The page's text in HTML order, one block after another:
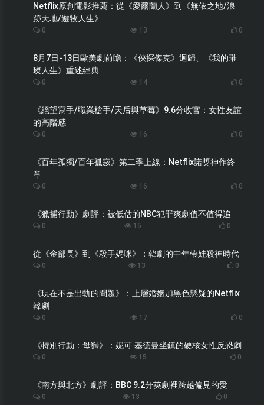
Netflix原創電影推薦：從《愛爾蘭人》到《無依之地/浪
跡天地/遊牧人生》
0 13 0
8月7日-13日歐美劇前瞻：《俠探傑克》迴歸、《我的璀
璨人生》重述經典
0 14 0
《絕望寫手/職業槍手/天后與草莓》9.6分收官：女性友誼
的高階感
0 16 0
《百年孤獨/百年孤寂》第二季上線：Netflix諾獎神作終
章
0 16 0
《獵捕行動》劇評：被低估的NBC犯罪爽劇值不值得追
0 15 0
從《金部長》到《殺手媽咪》：韓劇的中年帶娃殺神時代
0 13 0
《現在不是出軌的問題》：上層婚姻加黑色懸疑的Netflix
韓劇
0 17 0
《特別行動：母獅》：妮可·基德曼坐鎮的硬核女性反恐劇
0 15 0
《南方與北方》劇評：BBC 9.2分英劇裡跨越偏見的愛
0 13 0